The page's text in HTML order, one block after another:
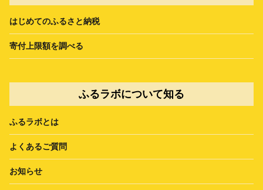
はじめてのふるさと納税
寄付上限額を調べる
ふるラボについて知る
ふるラボとは
よくあるご質問
お知らせ